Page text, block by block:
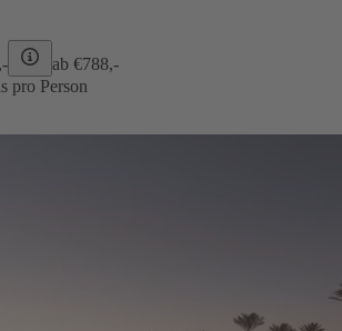
ab €788,-
pro Person